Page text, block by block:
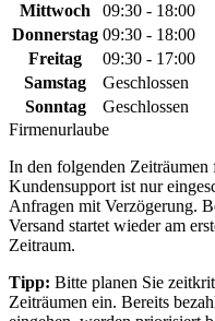
Mittwoch
09:30 - 18:00
Donnerstag 09:30 - 18:00
Freitag
09:30 - 17:00
Samstag
Geschlossen
Sonntag
Geschlossen
Firmenurlaube
In den folgenden
Kundensupport ist nur
Anfragen mit Verzögerung.
Versand startet wieder am
Zeitraum.
Tipp: Bitte planen Sie
Zeiträumen ein. Bereits